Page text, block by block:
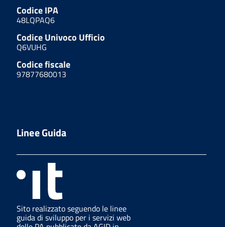
Codice IPA
48LQPAQ6
Codice Univoco Ufficio
Q6VUHG
Codice fiscale
97877680013
Linee Guida
Sito realizzato seguendo le linee
guida di sviluppo per i servizi web